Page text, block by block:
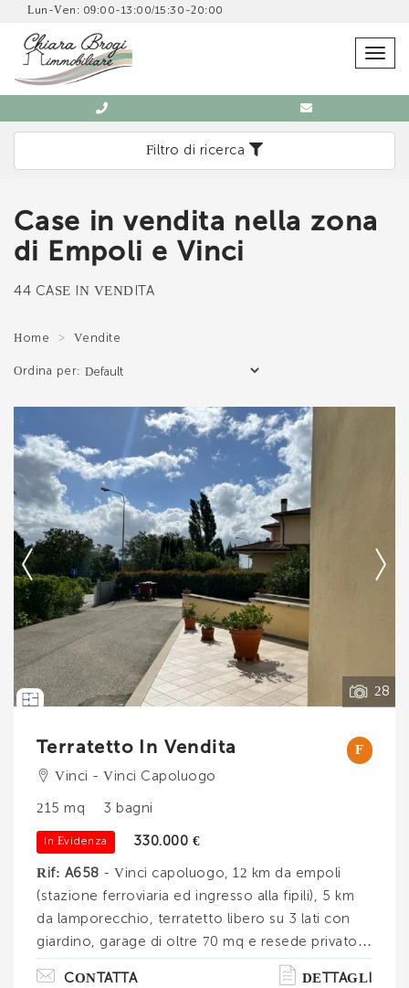
Lun-Ven: 09:00-13:00/15:30-20:00
Filtro di ricerca
Case in vendita nella zona
di Empoli e Vinci
44 CASE IN VENDITA
Home Vendite
Ordina per:
28
Ti interessa?
Contatta
--------------------
Vedi tutti i dettagli
Terratetto In Vendita
F
Vinci - Vinci Capoluogo
215 mq 3 bagni
In Evidenza 330.000 €
Rif: A658 - Vinci capoluogo, 12 km da empoli
(stazione ferroviaria ed ingresso alla fipili), 5 km
da lamporecchio, terratetto libero su 3 lati con
giardino, garage di oltre 70 mq e resede privato
per parcheggio (4 auto). Il contesto in cui è
CONTATTA DETTAGLI
SCRIVICI SENZA IMPEGNO
Immobiliare Chiara Brogi
0571 902832
*Il tuo telefono
*Il tuo nome
Ho letto, compreso e accettato itermini e
condizioni
Voglio ricevere immobili simili da Immobiliare Chiara